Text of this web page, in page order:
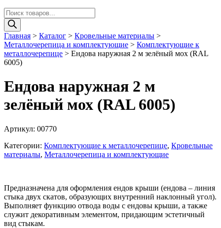
Поиск
товаров
Главная > Каталог > Кровельные материалы >
Металлочерепица и комплектующие > Комплектующие к
металлочерепице > Ендова наружная 2 м зелёный мох (RAL
6005)
Ендова наружная 2 м
зелёный мох (RAL 6005)
Артикул: 00770
Категории: Комплектующие к металлочерепице, Кровельные
материалы, Металлочерепица и комплектующие
Предназначена для оформления ендов крыши (ендова – линия
стыка двух скатов, образующих внутренний наклонный угол).
Выполняет функцию отвода воды с ендовы крыши, а также
служит декоративным элементом, придающим эстетичный
вид стыкам.